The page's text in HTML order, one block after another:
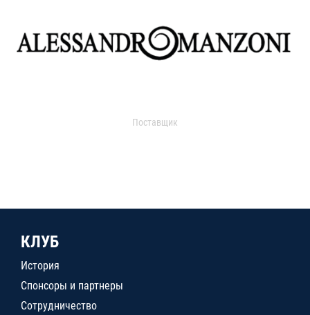
Поставщик
КЛУБ
История
Спонсоры и партнеры
Сотрудничество